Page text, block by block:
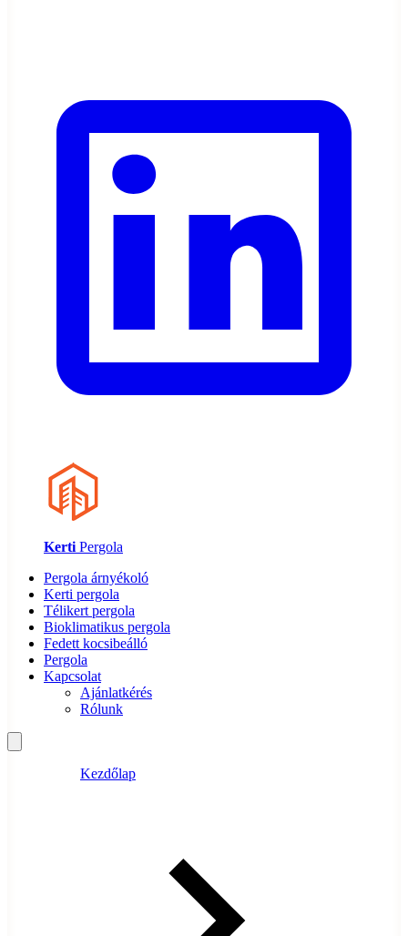
Kerti Pergola
Pergola árnyékoló
Kerti pergola
Télikert pergola
Bioklimatikus pergola
Fedett kocsibeálló
Pergola
Kapcsolat
Ajánlatkérés
Rólunk
Kezdőlap